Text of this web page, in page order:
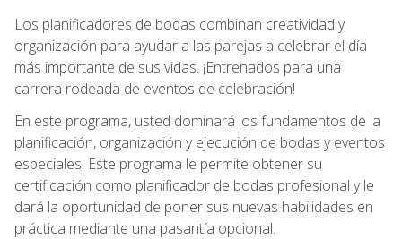
Los planificadores de bodas combinan creatividad y
organización para ayudar a las parejas a celebrar el día
más importante de sus vidas. ¡Entrenados para una
carrera rodeada de eventos de celebración!
En este programa, usted dominará los fundamentos de la
planificación, organización y ejecución de bodas y eventos
especiales. Este programa le permite obtener su
certificación como planificador de bodas profesional y le
dará la oportunidad de poner sus nuevas habilidades en
práctica mediante una pasantía opcional.